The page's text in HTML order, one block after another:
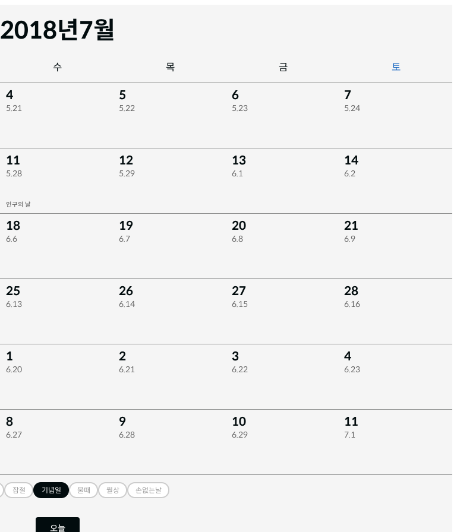
2018년7월
수 목 금 토
4
5.21
5
5.22
6
5.23
7
5.24
11
5.28
인구의 날
12
5.29
13
6.1
14
6.2
18
6.6
19
6.7
20
6.8
21
6.9
25
6.13
26
6.14
27
6.15
28
6.16
1
6.20
2
6.21
3
6.22
4
6.23
8
6.27
9
6.28
10
6.29
11
7.1
잡절 기념일 물때 월상 손없는날
오늘